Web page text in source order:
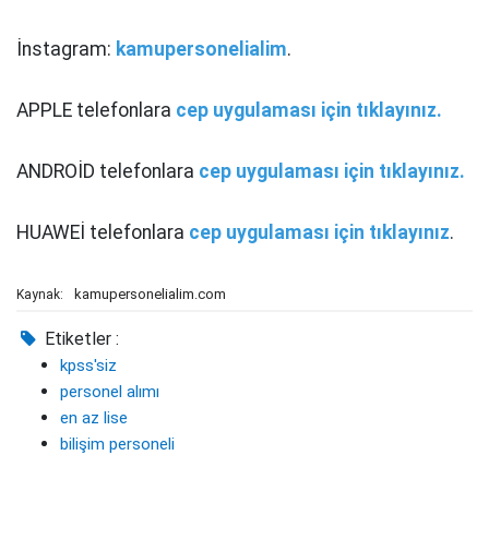
İnstagram: kamupersonelialim.
APPLE telefonlara cep uygulaması için tıklayınız.
ANDROİD telefonlara cep uygulaması için tıklayınız.
HUAWEİ telefonlara cep uygulaması için tıklayınız.
Kaynak: kamupersonelialim.com
Etiketler :
kpss'siz
personel alımı
en az lise
bilişim personeli